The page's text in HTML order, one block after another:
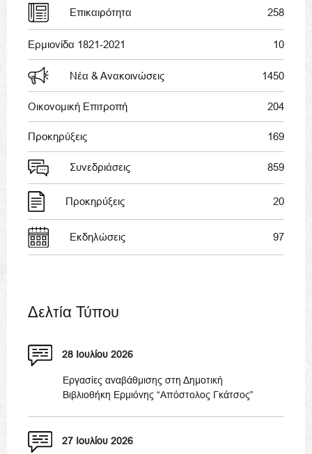
Επικαιρότητα 258
Ερμιονίδα 1821-2021 10
Νέα & Ανακοινώσεις 1450
Οικονομική Επιτροπή 204
Προκηρύξεις 169
Συνεδριάσεις 859
Προκηρύξεις 20
Εκδηλώσεις 97
Δελτία Τύπου
28 Ιουλίου 2026
Εργασίες αναβάθμισης στη Δημοτική
Βιβλιοθήκη Ερμιόνης “Απόστολος Γκάτσος”
27 Ιουλίου 2026